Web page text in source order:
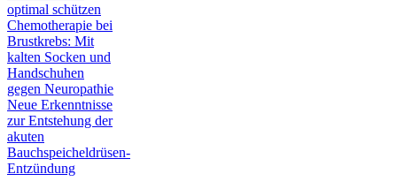
optimal schützen
Chemotherapie bei
Brustkrebs: Mit
kalten Socken und
Handschuhen
gegen Neuropathie
Neue Erkenntnisse
zur Entstehung der
akuten
Bauchspeicheldrüsen-
Entzündung